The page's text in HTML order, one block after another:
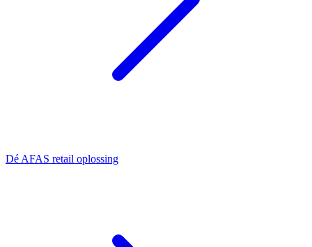
Dé AFAS retail oplossing